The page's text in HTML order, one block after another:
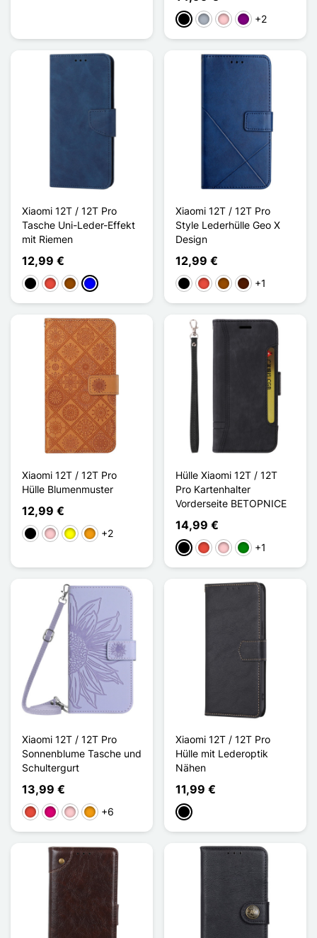
Schwarz
GrauPinkViolett
+2
Xiaomi 12T / 12T Pro
Tasche Uni-Leder-Effekt
mit Riemen
12,99 €
Schwarz
Rot BraunBlau
Xiaomi 12T / 12T Pro
Style Lederhülle Geo X
Design
12,99 €
Schwarz
Rot BraunDunkelbraun
+1
Xiaomi 12T / 12T Pro
Hülle Blumenmuster
12,99 €
Schwarz
PinkGelbOrange
+2
Hülle Xiaomi 12T / 12T
Pro Kartenhalter
Vorderseite BETOPNICE
14,99 €
Schwarz
Rot PinkGrün+1
Xiaomi 12T / 12T Pro
Sonnenblume Tasche und
Schultergurt
13,99 €
Rot Magenta
PinkOrange
+6
Xiaomi 12T / 12T Pro
Hülle mit Lederoptik
Nähen
11,99 €
Schwarz